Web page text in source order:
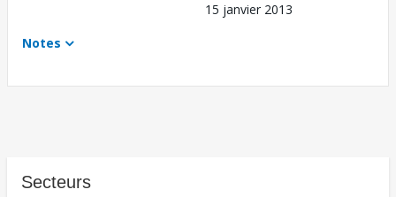
15 janvier 2013
Notes
Secteurs